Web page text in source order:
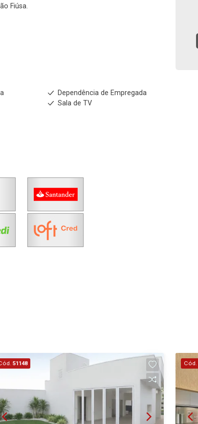
Fiúsa.
Dependência de Empregada
Sala de TV
51148 Cód.